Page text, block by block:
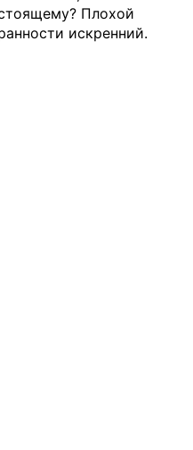
Плохой
искренний.